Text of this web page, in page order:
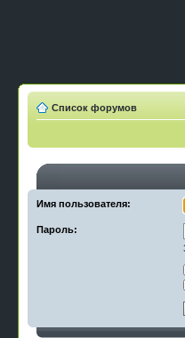
Список форумов
Имя пользователя:
Пароль: